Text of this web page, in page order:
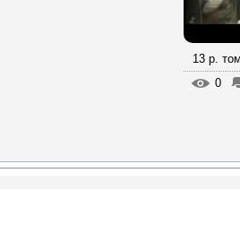
13 р.
0